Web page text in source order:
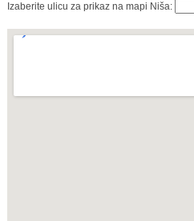
Izaberite ulicu za prikaz na mapi Niša: